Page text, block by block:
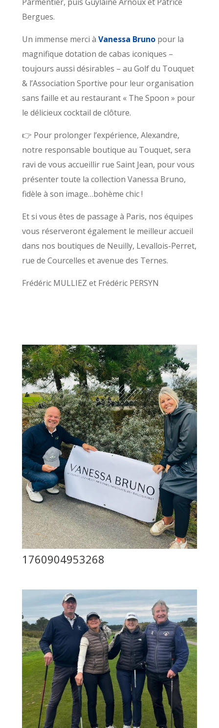
Bergues.
Un immense merci à Vanessa Brunopour la
magnifique dotation de cabas iconiques –
toujours aussi désirables – au Golf du Touquet
& l’Association Sportive pour leur organisation
sans faille et au restaurant « The Spoon » pour
le délicieux cocktail de clôture.
👉 Pour prolonger l’expérience, Alexandre,
notre responsable boutique au Touquet, sera
ravi de vous accueillir rue Saint Jean, pour vous
présenter toute la collection Vanessa Bruno,
fidèle à son image…bohème chic !
Et si vous êtes de passage à Paris, nos équipes
vous réserveront également le meilleur accueil
dans nos boutiques de Neuilly, Levallois-Perret,
rue de Courcelles et avenue des Ternes.
Frédéric MULLIEZ et Frédéric PERSYN
1760904953268